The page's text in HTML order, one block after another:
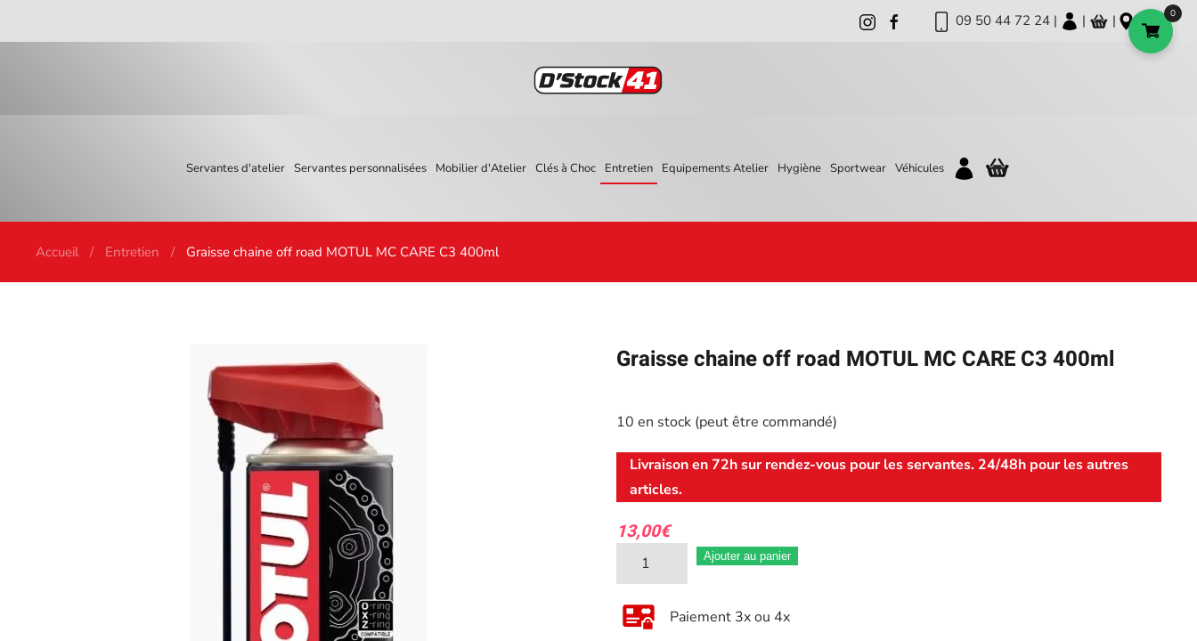
09 50 44 72 24 | | |
Servantes d'atelier Servantes personnalisées Mobilier d'Atelier Clés à Choc Entretien Equipements Atelier Hygiène Sportwear Véhicules
Accueil Entretien Graisse chaine off road MOTUL MC CARE C3 400ml
Graisse chaine off road MOTUL MC CARE C3 400ml
10 en stock (peut être commandé)
Livraison en 72h sur rendez-vous pour les servantes. 24/48h pour les autres
articles.
13,00€
quantité
de
Graisse
chaine
Ajouter au panier
Paiement 3x ou 4x
0